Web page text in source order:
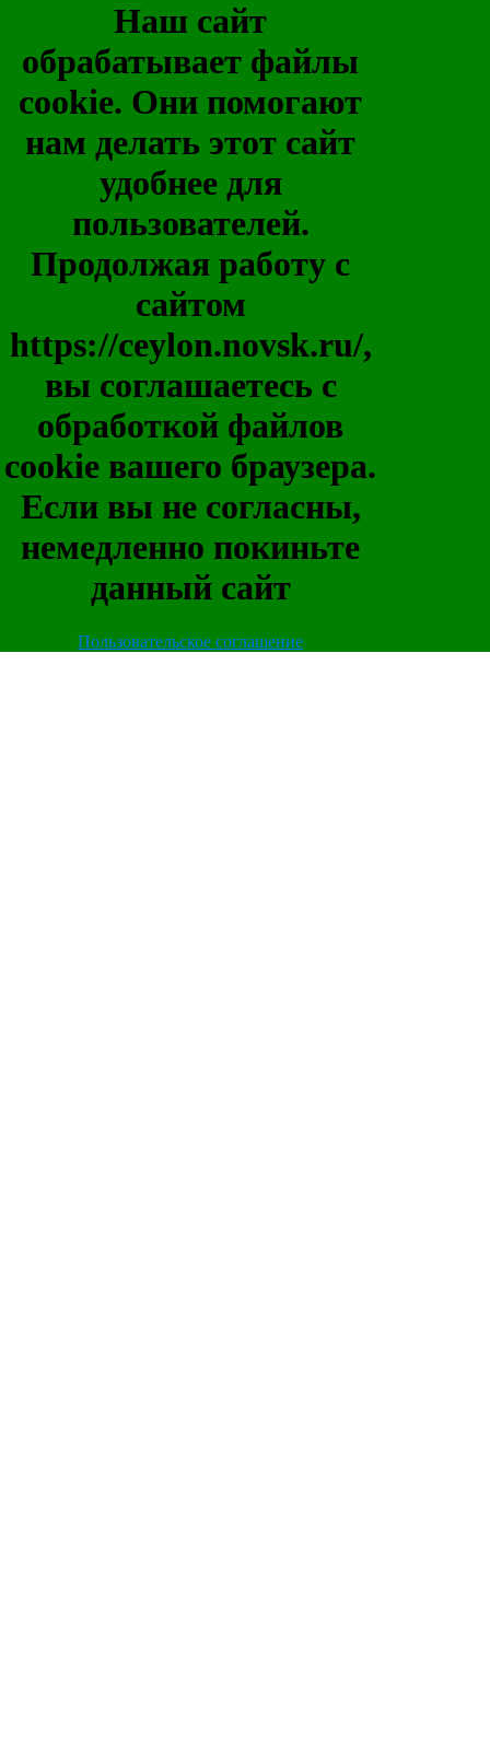
Наш сайт
обрабатывает файлы
cookie. Они помогают
нам делать этот сайт
удобнее для
пользователей.
Продолжая работу с
сайтом
https://ceylon.novsk.ru/,
вы соглашаетесь с
обработкой файлов
cookie вашего браузера.
Если вы не согласны,
немедленно покиньте
данный сайт
Пользовательское соглашение